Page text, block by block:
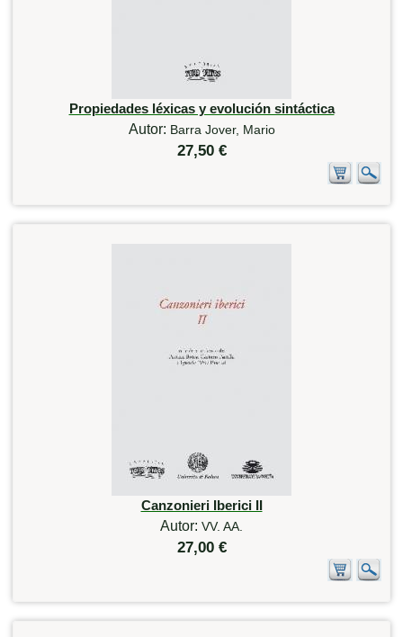
Propiedades léxicas y evolución sintáctica
Autor: Barra Jover, Mario
27,50 €
Canzonieri Iberici II
Autor: VV. AA.
27,00 €